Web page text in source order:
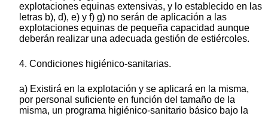
explotaciones equinas extensivas, y lo establecido en las
letras b), d), e) y f) g) no serán de aplicación a las
explotaciones equinas de pequeña capacidad aunque
deberán realizar una adecuada gestión de estiércoles.
4. Condiciones higiénico-sanitarias.
a) Existirá en la explotación y se aplicará en la misma,
por personal suficiente en función del tamaño de la
misma, un programa higiénico-sanitario básico bajo la